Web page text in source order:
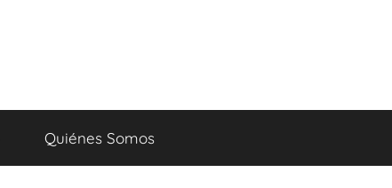
Quiénes Somos